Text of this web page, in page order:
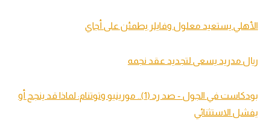
الأهلي يستعيد معلول وفايلر يطمئن على أجاي
ريال مدريد يسعى لتجديد عقد نجمه
بودكاست في الجول - صد رد (1).. مورينيو وتوتنام: لماذا قد ينجح أو
يفشل الاستثنائي